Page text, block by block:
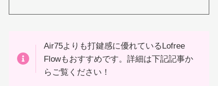
Air75よりも打鍵感に優れているLofree
Flowもおすすめです。詳細は下記記事か
らご覧ください！